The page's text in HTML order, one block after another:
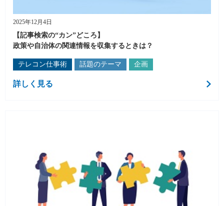
2025年12月4日
【記事検索の“カン”どころ】
政策や自治体の関連情報を収集するときは？
テレコン仕事術 話題のテーマ 企画
詳しく見る